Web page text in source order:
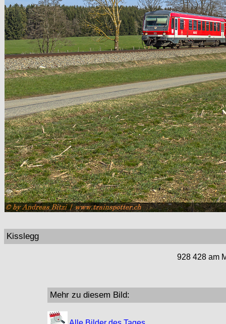
Kisslegg
928 428 am
Mehr zu diesem Bild: